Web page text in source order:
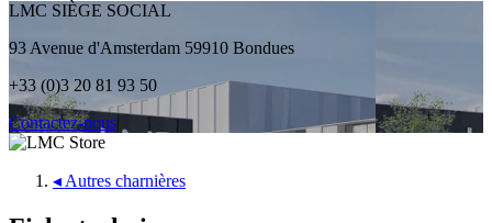
LMC SIÈGE SOCIAL
93 Avenue d'Amsterdam 59910 Bondues
+33 (0)3 20 81 93 50
Contactez-nous
◂ Autres charnières